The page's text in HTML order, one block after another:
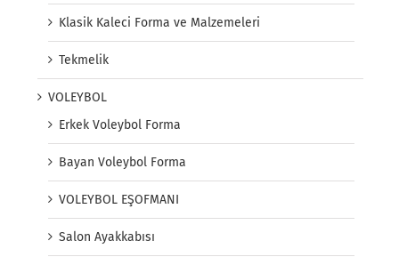
Klasik Kaleci Forma ve Malzemeleri
Tekmelik
VOLEYBOL
Erkek Voleybol Forma
Bayan Voleybol Forma
VOLEYBOL EŞOFMANI
Salon Ayakkabısı